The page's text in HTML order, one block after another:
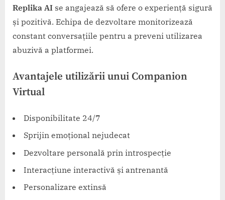
Replika AI se angajează să ofere o experiență sigură
și pozitivă. Echipa de dezvoltare monitorizează
constant conversațiile pentru a preveni utilizarea
abuzivă a platformei.
Avantajele utilizării unui Companion
Virtual
Disponibilitate 24/7
Sprijin emoțional nejudecat
Dezvoltare personală prin introspecție
Interacțiune interactivă și antrenantă
Personalizare extinsă